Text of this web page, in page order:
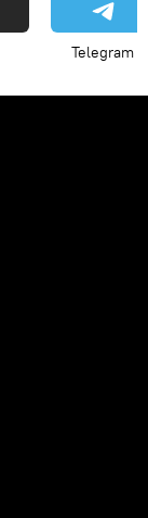
Telegram